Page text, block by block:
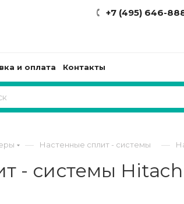
+7 (495) 646-
и оплата Контакты
— Настенные сплит - системы —
- системы